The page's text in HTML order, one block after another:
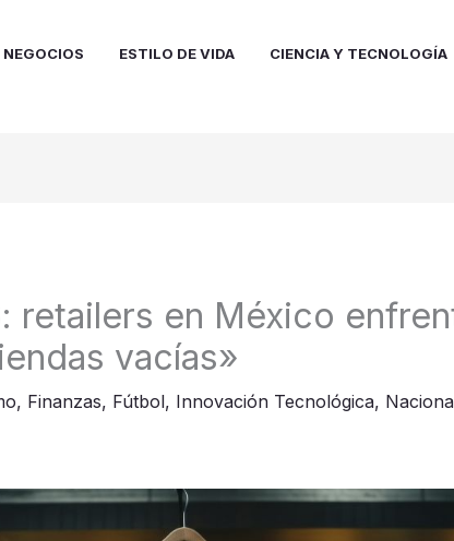
ESTILO DE VIDA CIENCIA Y TECNOLOGÍA
retailers en México
vacías»
, Finanzas, Fútbol, Innovación Tecnológica,